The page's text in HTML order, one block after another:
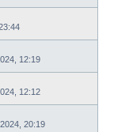
12:19
12:12
20:19